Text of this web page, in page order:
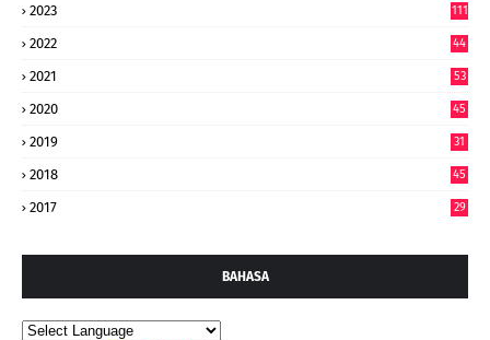
2023 111
2022
44
2021 53
2020 45
2019 31
2018 45
2017 29
BAHASA